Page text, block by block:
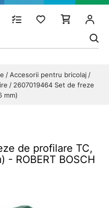
Accesorii pentru bricolaj
2607019464 Set de freze
mm)
de profilare TC,
- ROBERT BOSCH